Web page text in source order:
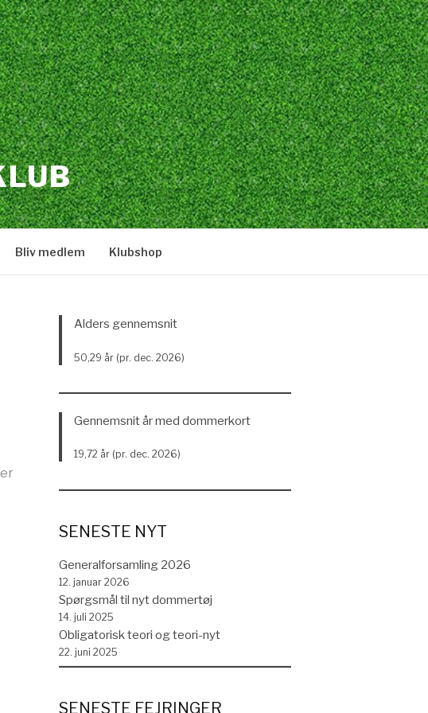
Bliv medlem Klubshop
Alders gennemsnit
50,29 år (pr. dec. 2026)
Gennemsnit år med dommerkort
19,72 år (pr. dec. 2026)
SENESTE NYT
Generalforsamling 2026
12. januar 2026
Spørgsmål til nyt dommertøj
14. juli 2025
Obligatorisk teori og teori-nyt
22. juni 2025
SENESTE FEJRINGER